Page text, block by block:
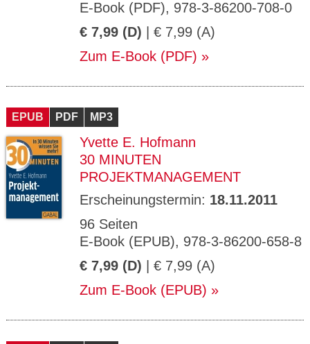
E-Book (PDF), 978-3-86200-708-0
€ 7,99 (D) | € 7,99 (A)
Zum E-Book (PDF)
EPUB PDF MP3
Yvette E. Hofmann
30 MINUTEN
PROJEKTMANAGEMENT
Erscheinungstermin: 18.11.2011
96 Seiten
E-Book (EPUB), 978-3-86200-658-8
€ 7,99 (D) | € 7,99 (A)
Zum E-Book (EPUB)